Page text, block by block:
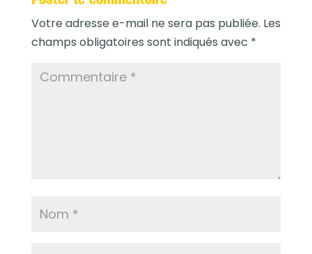
Votre adresse e-mail ne sera pas publiée. Les
champs obligatoires sont indiqués avec *